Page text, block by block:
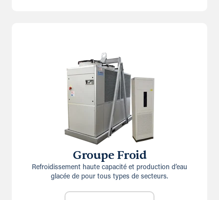
Groupe Froid
Refroidissement haute capacité et production d’eau
glacée de pour tous types de secteurs.